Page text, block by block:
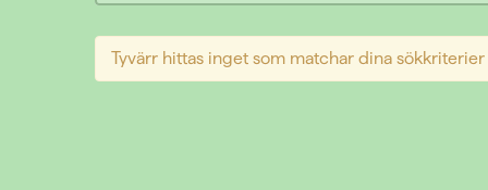
Tyvärr hittas inget som matchar dina sökkriterier